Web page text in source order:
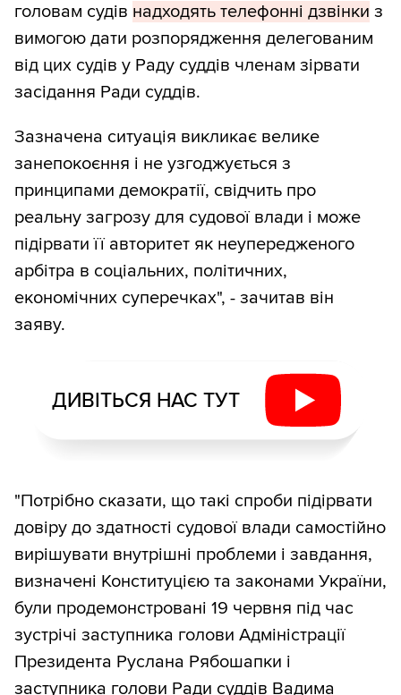
головам судів надходять телефонні дзвінки з
вимогою дати розпорядження делегованим
від цих судів у Раду суддів членам зірвати
засідання Ради суддів.
Зазначена ситуація викликає велике
занепокоєння і не узгоджується з
принципами демократії, свідчить про
реальну загрозу для судової влади і може
підірвати її авторитет як неупередженого
арбітра в соціальних, політичних,
економічних суперечках", - зачитав він
заяву.
ДИВІТЬСЯ НАС ТУТ
"Потрібно сказати, що такі спроби підірвати
довіру до здатності судової влади самостійно
вирішувати внутрішні проблеми і завдання,
визначені Конституцією та законами України,
були продемонстровані 19 червня під час
зустрічі заступника голови Адміністрації
Президента Руслана Рябошапки і
заступника голови Ради суддів Вадима